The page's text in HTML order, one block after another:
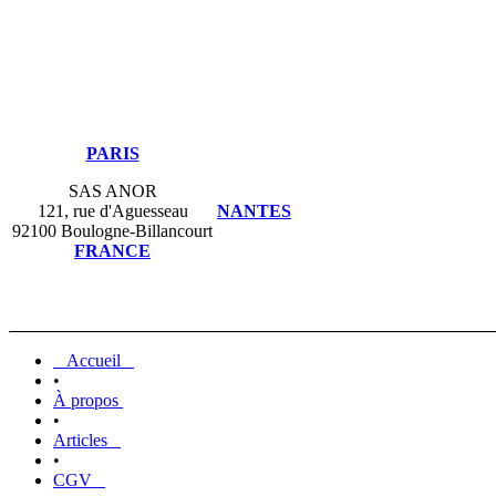
PARIS
SAS ANOR
121, rue d'Aguesseau
92100 Boulogne-Billancourt
FRANCE
NANTES
Accueil
•
À propos
•
Articles
•
CGV